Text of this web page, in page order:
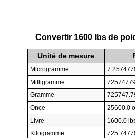
Convertir 1600 lbs de
Unité de mesure
Microgramme
Milligramme
Gramme
Once
25600.0
Livre
1600.0
Kilogramme